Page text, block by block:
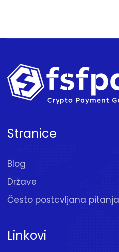
Stranice
Blog
Države
Često postavljana pitanja
Linkovi